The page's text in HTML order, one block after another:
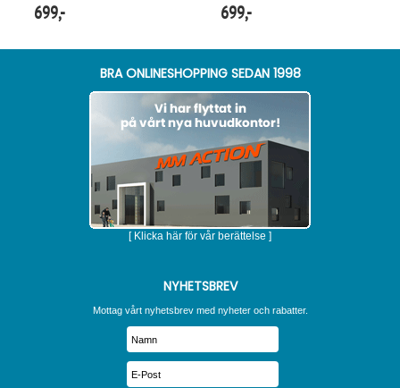
699,- 699,-
BRA ONLINESHOPPING SEDAN 1998
[ Klicka här för vår berättelse ]
NYHETSBREV
Mottag vårt nyhetsbrev med nyheter och rabatter.